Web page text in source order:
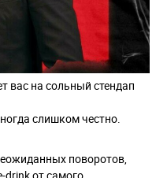
вас на сольный стендап
слишком честно.
поворотов,